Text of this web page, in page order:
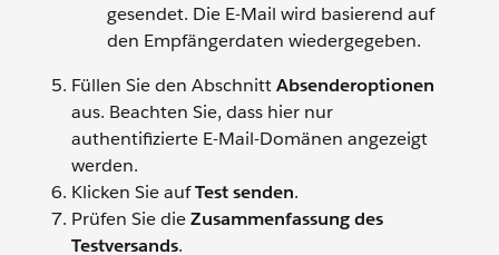
gesendet. Die E-Mail wird basierend auf
den Empfängerdaten wiedergegeben.
Füllen Sie den AbschnittAbsenderoptionen
aus. Beachten Sie, dass hier nur
authentifizierte E-Mail-Domänen angezeigt
werden.
Klicken Sie aufTest senden.
Prüfen Sie dieZusammenfassung des
Testversands.